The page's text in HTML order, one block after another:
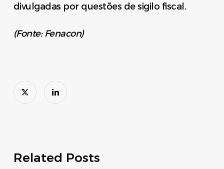
divulgadas por questões de sigilo fiscal.
(Fonte: Fenacon)
Related Posts